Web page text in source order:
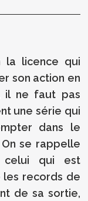
la licence qui
son action en
il ne faut pas
une série qui
dans le
se rappelle
celui qui est
les records de
de sa sortie,